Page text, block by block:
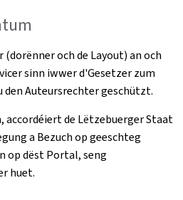
och de Layout) an och
sinn iwwer d'Gesetzer zum
Auteursrechter geschützt.
accordéiert de Lëtzebuerger Staat
a Bezuch op geeschteg
op dëst Portal, seng
huet.